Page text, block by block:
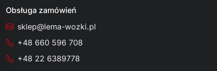
Obsługa zamówień
sklep@lema-wozki.pl
+48 660 596 708
+48 22 6389778